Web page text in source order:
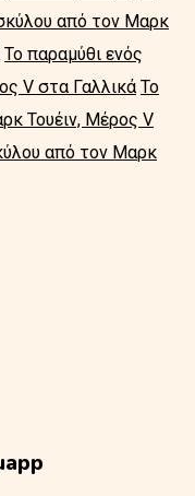
από τον Μαρκ
Το παραμύθι ενός
V στα Γαλλικά Το
Τουέιν, Μέρος V
από τον Μαρκ